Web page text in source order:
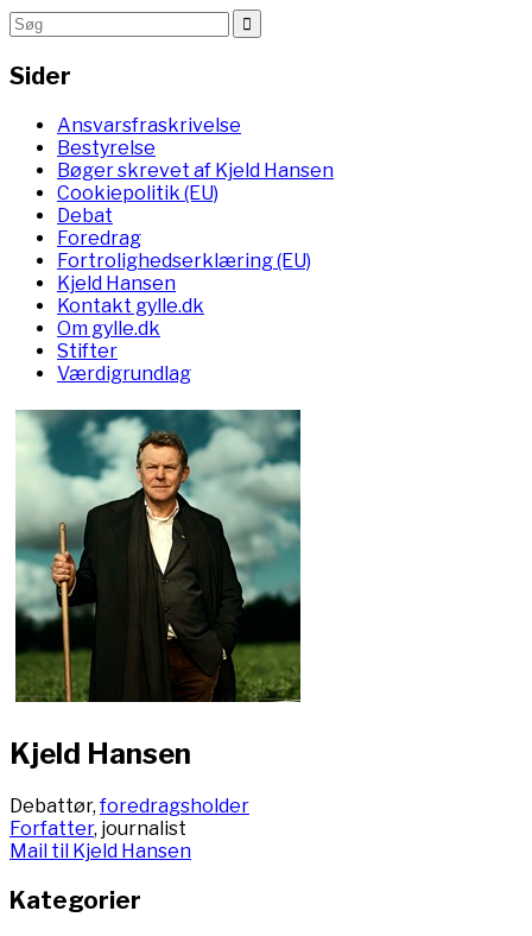
Sider
Ansvarsfraskrivelse
Bestyrelse
Bøger skrevet af Kjeld Hansen
Cookiepolitik (EU)
Debat
Foredrag
Fortrolighedserklæring (EU)
Kjeld Hansen
Kontakt gylle.dk
Om gylle.dk
Stifter
Værdigrundlag
Kjeld Hansen
Debattør,foredragsholder
Forfatter, journalist
Mail til Kjeld Hansen
Kategorier